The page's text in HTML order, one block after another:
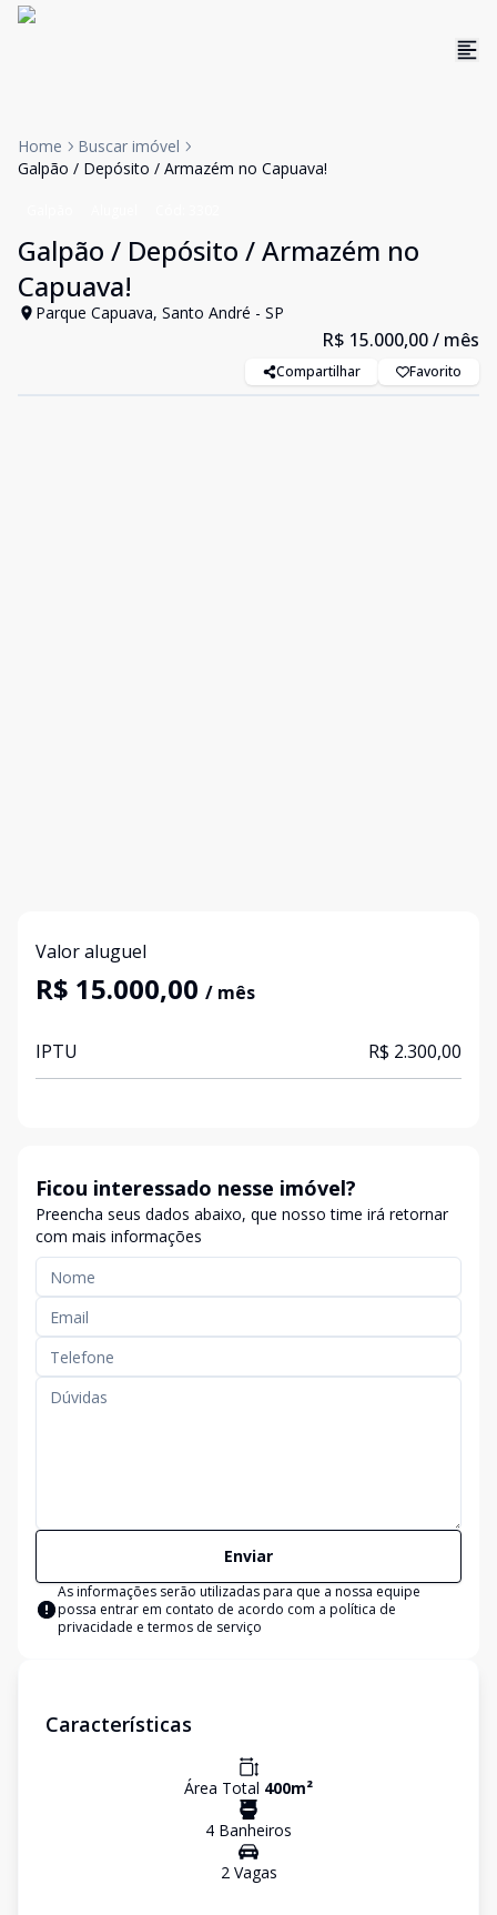
Home
Buscar imóvel
Galpão / Depósito / Armazém no Capuava!
Galpão / Depósito / Armazém no
Capuava!
Parque Capuava, Santo André - SP
R$ 15.000,00/ mês
Compartilhar Favorito
Valor aluguel
R$ 15.000,00 / mês
IPTU R$ 2.300,00
Ficou interessado nesse imóvel?
Preencha seus dados abaixo, que nosso time irá retornar
com mais informações
Enviar
As informações serão utilizadas para que a nossa equipe
possa entrar em contato de acordo com a política de
privacidade e termos de serviço
Características
Área Total 400m²
4 Banheiros
2Vagas